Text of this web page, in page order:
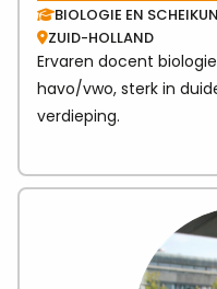
BIOLOGIE EN
ZUID-HOLLAND
Ervaren docent
havo/vwo, sterk in
verdieping.